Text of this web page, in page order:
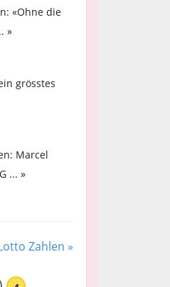
«Ohne die
»
grösstes
Marcel
... »
Zahlen »